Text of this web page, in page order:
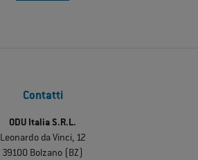
Contatti
ODU Italia S.R.L.
Leonardo da Vinci, 12
39100 Bolzano (BZ)